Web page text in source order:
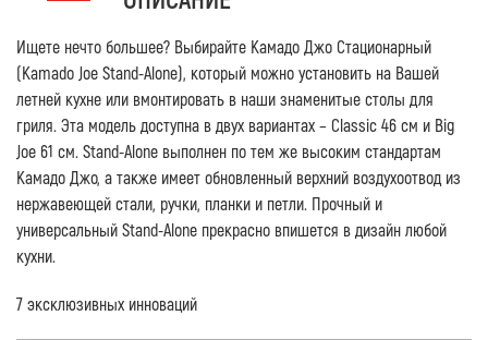
Ищете нечто большее? Выбирайте Камадо Джо Стационарный
(Kamado Joe Stand-Alone), который можно установить на Вашей
летней кухне или вмонтировать в наши знаменитые столы для
гриля. Эта модель доступна в двух вариантах – Classic 46 см и Big
Joe 61 см. Stand-Alone выполнен по тем же высоким стандартам
Камадо Джо, а также имеет обновленный верхний воздухоотвод из
нержавеющей стали, ручки, планки и петли. Прочный и
универсальный Stand-Alone прекрасно впишется в дизайн любой
кухни.
7 эксклюзивных инноваций